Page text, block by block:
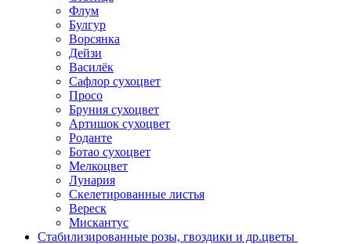
Флум
Булгур
Ворсянка
Дейзи
Василёк
Сафлор сухоцвет
Просо
Бруния сухоцвет
Артишок сухоцвет
Роданте
Ботао сухоцвет
Мелкоцвет
Лунария
Скелетированные листья
Вереск
Мискантус
Стабилизированные розы, гвоздики и др.цветы